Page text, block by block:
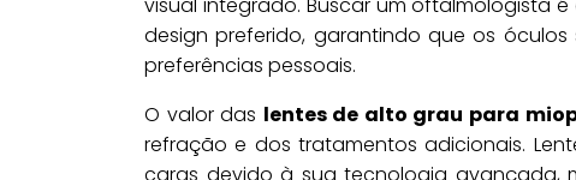
design preferido, garantindo que os
preferências pessoais.
O valor das lentes de alto grau para
refração e dos tratamentos adicionais.
caras devido à sua tecnologia avançada,